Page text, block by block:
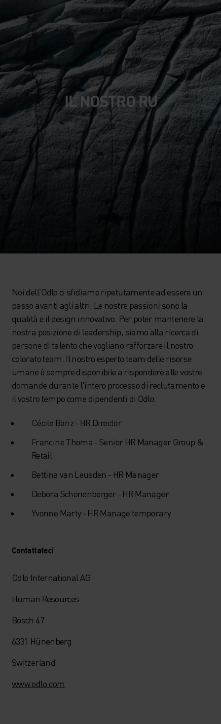
IL NOSTRO RU
Noi dell'Odlo ci sfidiamo ripetutamente ad essere un
passo avanti agli altri. Le nostre passioni sono la
qualità e il design innovativo. Per poter mantenere la
nostra posizione di leadership, siamo alla ricerca di
persone di talento che vogliano rafforzare il nostro
colorato team. Il nostro esperto team delle risorse
umane è sempre disponibile a rispondere alle vostre
domande durante l'intero processo di reclutamento e
il vostro tempo come dipendenti di Odlo.
Cécile Banz - HR Director
Francine Thoma - Senior HR Manager Group &
Retail
Bettina van Leusden - HR Manager
Debora Schönenberger - HR Manager
Yvonne Marty - HR Manage temporary
Contattateci
Odlo International AG
Human Resources
Bösch 47
6331 Hünenberg
Switzerland
www.odlo.com